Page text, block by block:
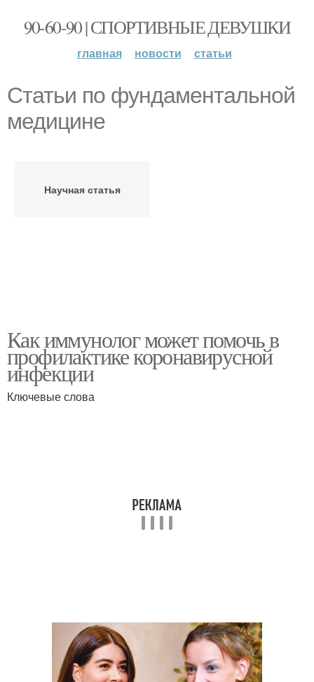
90-60-90 | СПОРТИВНЫЕ ДЕВУШКИ
главная новости статьи
Статьи по фундаментальной
медицине
Научная статья
Как иммунолог может помочь в
профилактике коронавирусной
инфекции
Ключевые слова